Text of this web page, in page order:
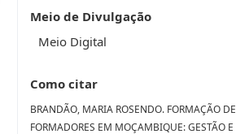
Meio de Divulgação
Meio Digital
Como citar
BRANDÃO, MARIA ROSENDO. FORMAÇÃO DE
FORMADORES EM MOÇAMBIQUE: GESTÃO E